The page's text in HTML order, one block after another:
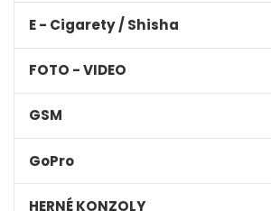
E - Cigarety / Shisha
FOTO - VIDEO
GSM
GoPro
HERNÉ KONZOLY